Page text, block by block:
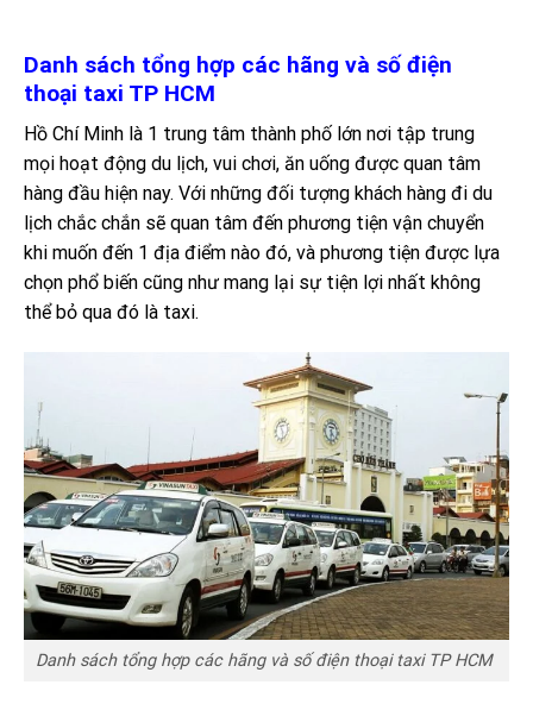
Danh sách tổng hợp các hãng và số điện
thoại taxi TP HCM
Hồ Chí Minh là 1 trung tâm thành phố lớn nơi tập trung
mọi hoạt động du lịch, vui chơi, ăn uống được quan tâm
hàng đầu hiện nay. Với những đối tượng khách hàng đi du
lịch chắc chắn sẽ quan tâm đến phương tiện vận chuyển
khi muốn đến 1 địa điểm nào đó, và phương tiện được lựa
chọn phổ biến cũng như mang lại sự tiện lợi nhất không
thể bỏ qua đó là taxi.
Danh sách tổng hợp các hãng và số điện thoại taxi TP HCM